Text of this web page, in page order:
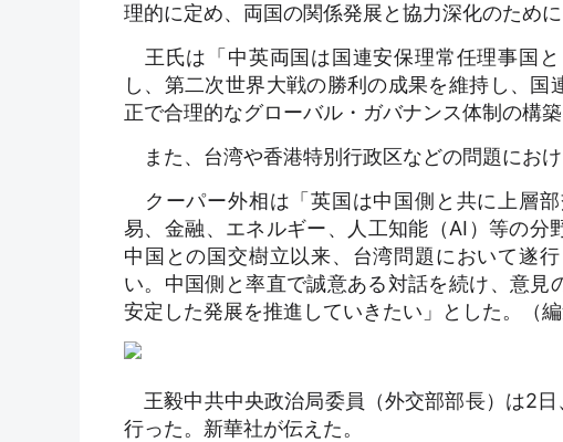
理的に定め、両国の関係発展と協力深化のため
王氏は「中英両国は国連安保理常任理事国
し、第二次世界大戦の勝利の成果を維持し、
正で合理的なグローバル・ガバナンス体制の構
また、台湾や香港特別行政区などの問題にお
クーパー外相は「英国は中国側と共に上層
易、金融、エネルギー、人工知能（AI）等の
中国との国交樹立以来、台湾問題において遂
い。中国側と率直で誠意ある対話を続け、意
安定した発展を推進していきたい」とした。（編
王毅中共中央政治局委員（外交部部長）は2
行った。新華社が伝えた。